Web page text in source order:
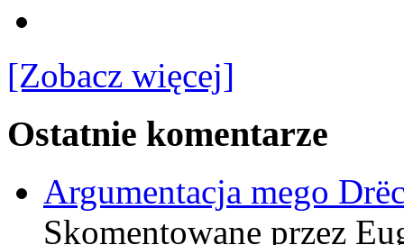
[Zobacz więcej]
Ostatnie komentarze
Argumentacja mego
Skomentowane przez